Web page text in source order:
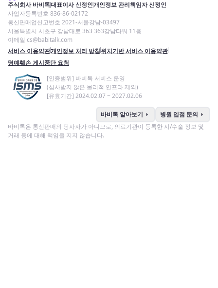
주식회사 바비톡대표이사 신정인개인정보 관리책임자 신정인
사업자등록번호 836-86-02172
통신판매업신고번호 2021-서울강남-03497
서울특별시 서초구 강남대로 363 363강남타워 11층
이메일 cs@babitalk.com
서비스 이용약관개인정보 처리 방침위치기반 서비스 이용약관
명예훼손 게시중단 요청
[인증범위] 바비톡 서비스 운영
(심사받지 않은 물리적 인프라 제외)
[유효기간] 2024.02.07 ~ 2027.02.06
바비톡 알아보기 arrow_right 병원 입점 문의 arrow_right
바비톡은 통신판매의 당사자가 아니므로, 의료기관이 등록한 시/수술 정보 및
거래 등에 대해 책임을 지지 않습니다.